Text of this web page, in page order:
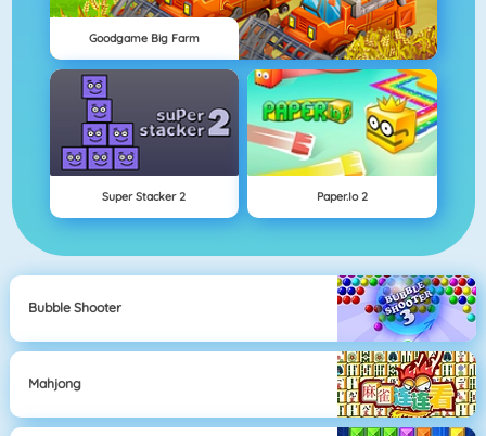
Goodgame Big Farm
Super Stacker 2 Paper.io 2
Bubble Shooter
Mahjong